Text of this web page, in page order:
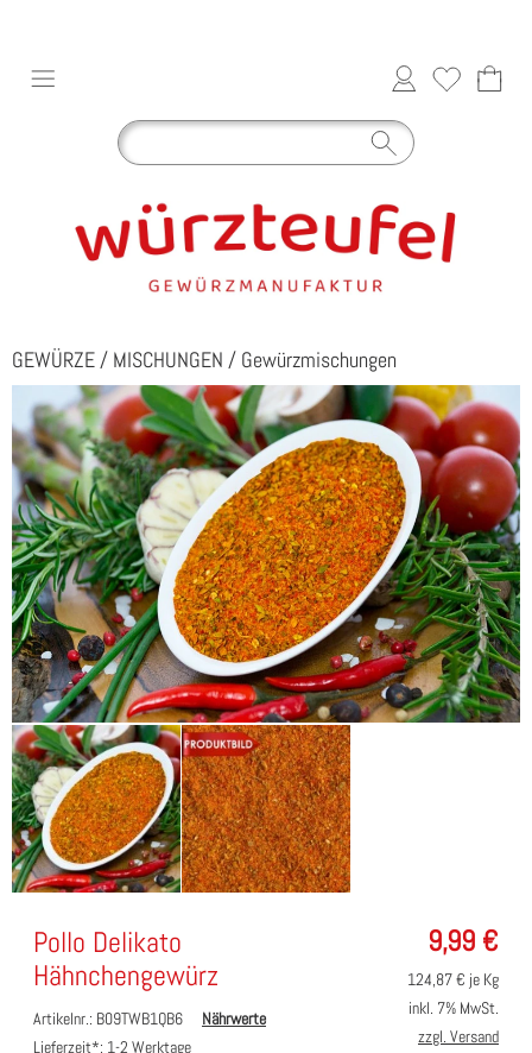
GEWÜRZE / MISCHUNGEN / Gewürzmischungen
9,99 €
Pollo Delikato
Hähnchengewürz
Artikelnr.: B09TWB1QB6
Nährwerte
Lieferzeit*: 1-2 Werktage
124,87€ je Kg
inkl. 7% MwSt.
zzgl. Versand